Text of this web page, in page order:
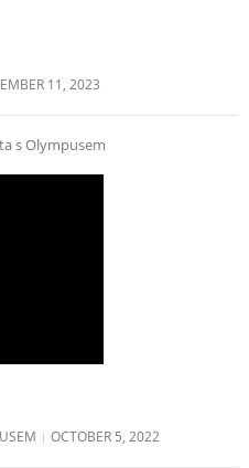
11, 2023
s Olympusem
OCTOBER 5, 2022